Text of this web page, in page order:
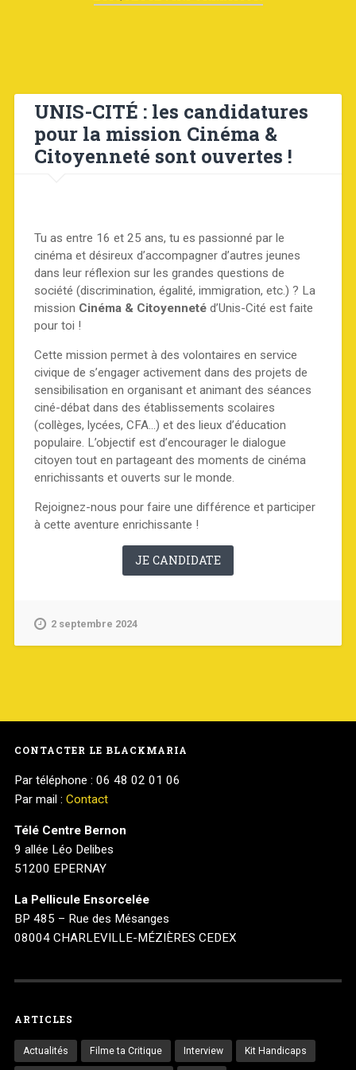
UNIS-CITÉ : les candidatures
pour la mission Cinéma &
Citoyenneté sont ouvertes !
Tu as entre 16 et 25 ans, tu es passionné par le
cinéma et désireux d’accompagner d’autres jeunes
dans leur réflexion sur les grandes questions de
société (discrimination, égalité, immigration, etc.) ? La
mission Cinéma & Citoyennetéd’Unis-Cité est faite
pour toi !
Cette mission permet à des volontaires en service
civique de s’engager activement dans des projets de
sensibilisation en organisant et animant des séances
ciné-débat dans des établissements scolaires
(collèges, lycées, CFA…) et des lieux d’éducation
populaire. L’objectif est d’encourager le dialogue
citoyen tout en partageant des moments de cinéma
enrichissants et ouverts sur le monde.
Rejoignez-nous pour faire une différence et participer
à cette aventure enrichissante !
JE CANDIDATE
2 septembre 2024
CONTACTER LE BLACKMARIA
Par téléphone : 06 48 02 01 06
Par mail : Contact
Télé Centre Bernon
9 allée Léo Delibes
51200 EPERNAY
La Pellicule Ensorcelée
BP 485 – Rue des Mésanges
08004 CHARLEVILLE-MÉZIÈRES CEDEX
ARTICLES
Actualités Filme ta Critique Interview Kit Handicaps